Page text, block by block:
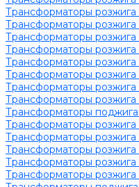
Трансформаторы
Трансформаторы розжига
Трансформаторы розжига
Трансформаторы
Трансформаторы
Трансформаторы розжига
Трансформаторы розжига
Трансформаторы розжига
Трансформаторы
Трансформаторы розжига
Трансформаторы розжига
Трансформаторы розжига
Трансформаторы
Трансформаторы розжига